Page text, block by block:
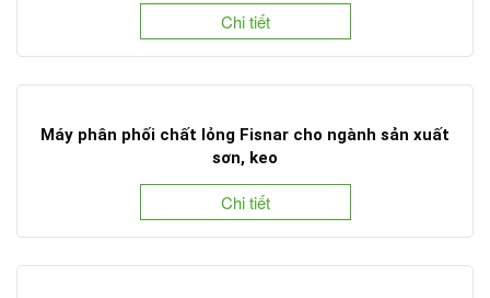
Chi tiết
Máy phân phối chất lỏng Fisnar cho ngành sản xuất
sơn, keo
Chi tiết